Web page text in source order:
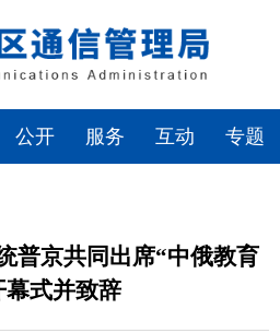
公开 服务 互动 专题
普京共同出席“中俄教育
幕式并致辞